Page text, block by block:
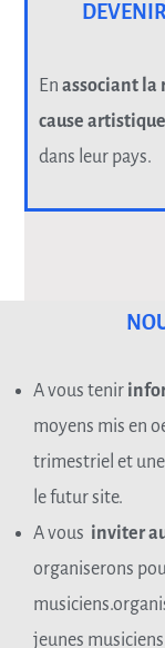
Enassociant la
cause artistique
dans leur pays.
A vous tenir
moyens mis en
trimestriel et
le futur site.
A vous inviter
organiserons
jeunes